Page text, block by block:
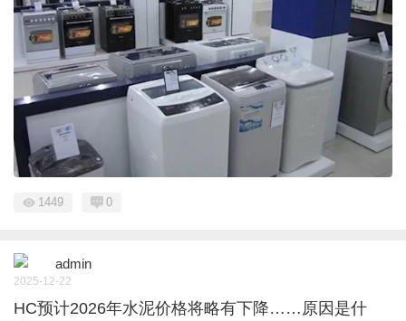
1449 0
admin
2025-12-22
HC预计2026年水泥价格将略有下降……原因是什